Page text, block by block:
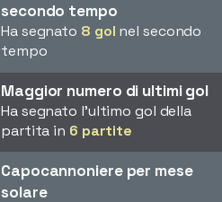
secondo tempo
Ha segnato 8 gol nel secondo
tempo
Maggior numero di ultimi gol
Ha segnato l'ultimo gol della
partita in 6 partite
Capocannoniere per mese
solare